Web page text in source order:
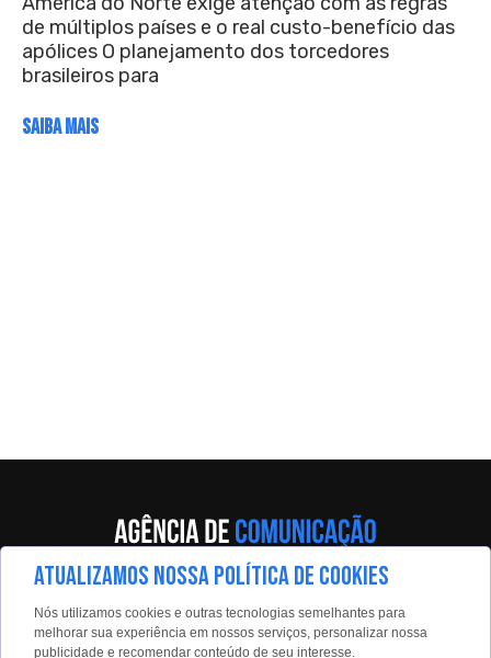
de múltiplos países e o real custo-benefício das
apólices O planejamento dos torcedores
brasileiros para
SAIBA MAIS
Av. Eng. Caetano Álvares, 55 - 5º andar
Limão, São Paulo, 02598-900
ATUALIZAMOS NOSSA POLÍTICA DE COOKIES
Nós utilizamos cookies e outras tecnologias semelhantes para
melhorar sua experiência em nossos serviços, personalizar nossa
publicidade e recomendar conteúdo de seu interesse.